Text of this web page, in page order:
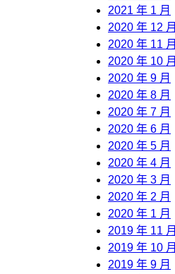
2021 年 1 月
2020 年 12 月
2020 年 11 月
2020 年 10 月
2020 年 9 月
2020 年 8 月
2020 年 7 月
2020 年 6 月
2020 年 5 月
2020 年 4 月
2020 年 3 月
2020 年 2 月
2020 年 1 月
2019 年 11 月
2019 年 10 月
2019 年 9 月